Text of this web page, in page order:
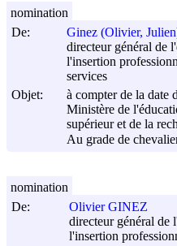
De:
Ginez (Olivier,
directeur général de
l'insertion
services
Objet:
à compter de la date
Ministère de
supérieur et de la
Au grade de
nomination
De:
Olivier GINEZ
directeur général de
l'insertion
nomination